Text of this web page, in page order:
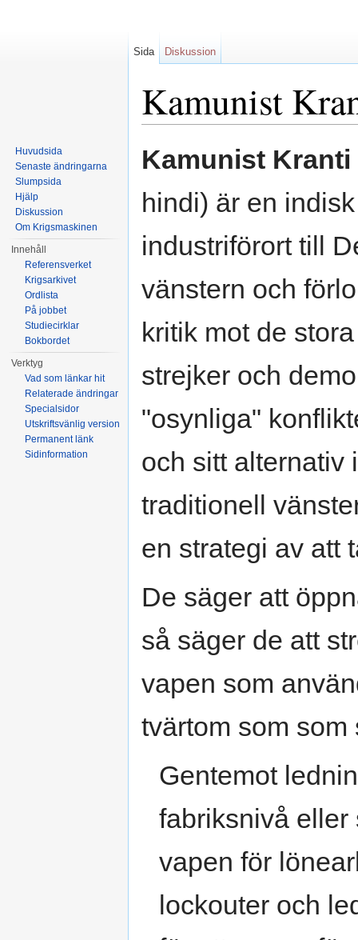
Kamunist
Kamunist Kranti
hindi) är en
industriförort till
vänstern och
kritik mot de
strejker och
"osynliga"
och sitt alternativ
traditionell
en strategi av att
De säger att
så säger de att
vapen som
tvärtom som som
Gentemot
fabriksnivå eller
vapen för
lockouter och
Sida Diskussion
Huvudsida
Senaste ändringarna
Slumpsida
Hjälp
Diskussion
Om Krigsmaskinen
Innehåll
Referensverket
Krigsarkivet
Ordlista
På jobbet
Studiecirklar
Bokbordet
Verktyg
Vad som länkar hit
Relaterade ändringar
Specialsidor
Utskriftsvänlig version
Permanent länk
Sidinformation